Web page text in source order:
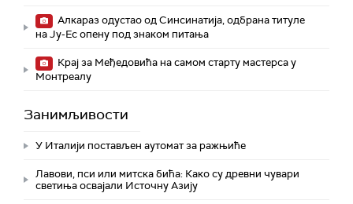
Алкараз одустао од Синсинатија, одбрана титуле
на Ју-Ес опену под знаком питања
Крај за Међедовића на самом старту мастерса у
Монтреалу
Занимљивости
У Италији постављен аутомат за ражњиће
Лавови, пси или митска бића: Како су древни чувари
светиња освајали Источну Азију